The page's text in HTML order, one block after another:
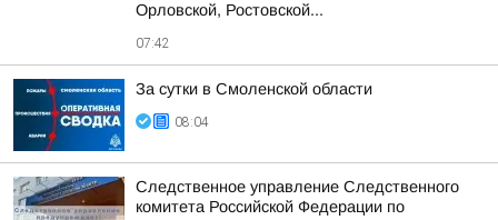
Орловской, Ростовской...
07:42
За сутки в Смоленской области
08:04
Следственное управление Следственного
комитета Российской Федерации по